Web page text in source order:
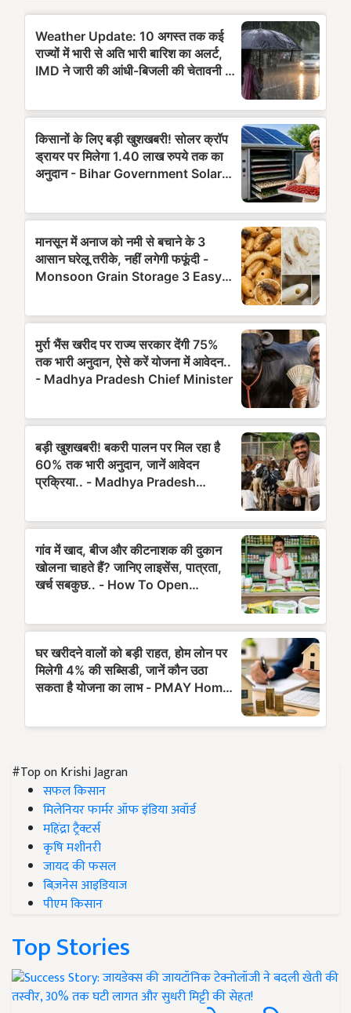
#Top on Krishi Jagran
सफल किसान
मिलेनियर फार्मर ऑफ इंडिया अवॉर्ड
महिंद्रा ट्रैक्टर्स
कृषि मशीनरी
जायद की फसल
बिज़नेस आइडियाज
पीएम किसान
Top Stories